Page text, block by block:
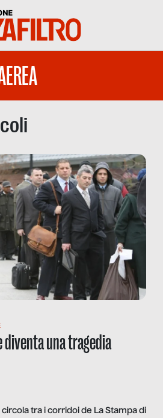
diventa una tragedia
tra i corridoi de La Stampa di